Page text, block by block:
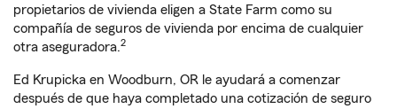
propietarios de vivienda eligen a State Farm como su
compañía de seguros de vivienda por encima de cualquier
otra aseguradora.2
Ed Krupicka en Woodburn, OR le ayudará a comenzar
después de que haya completado una cotización de seguro